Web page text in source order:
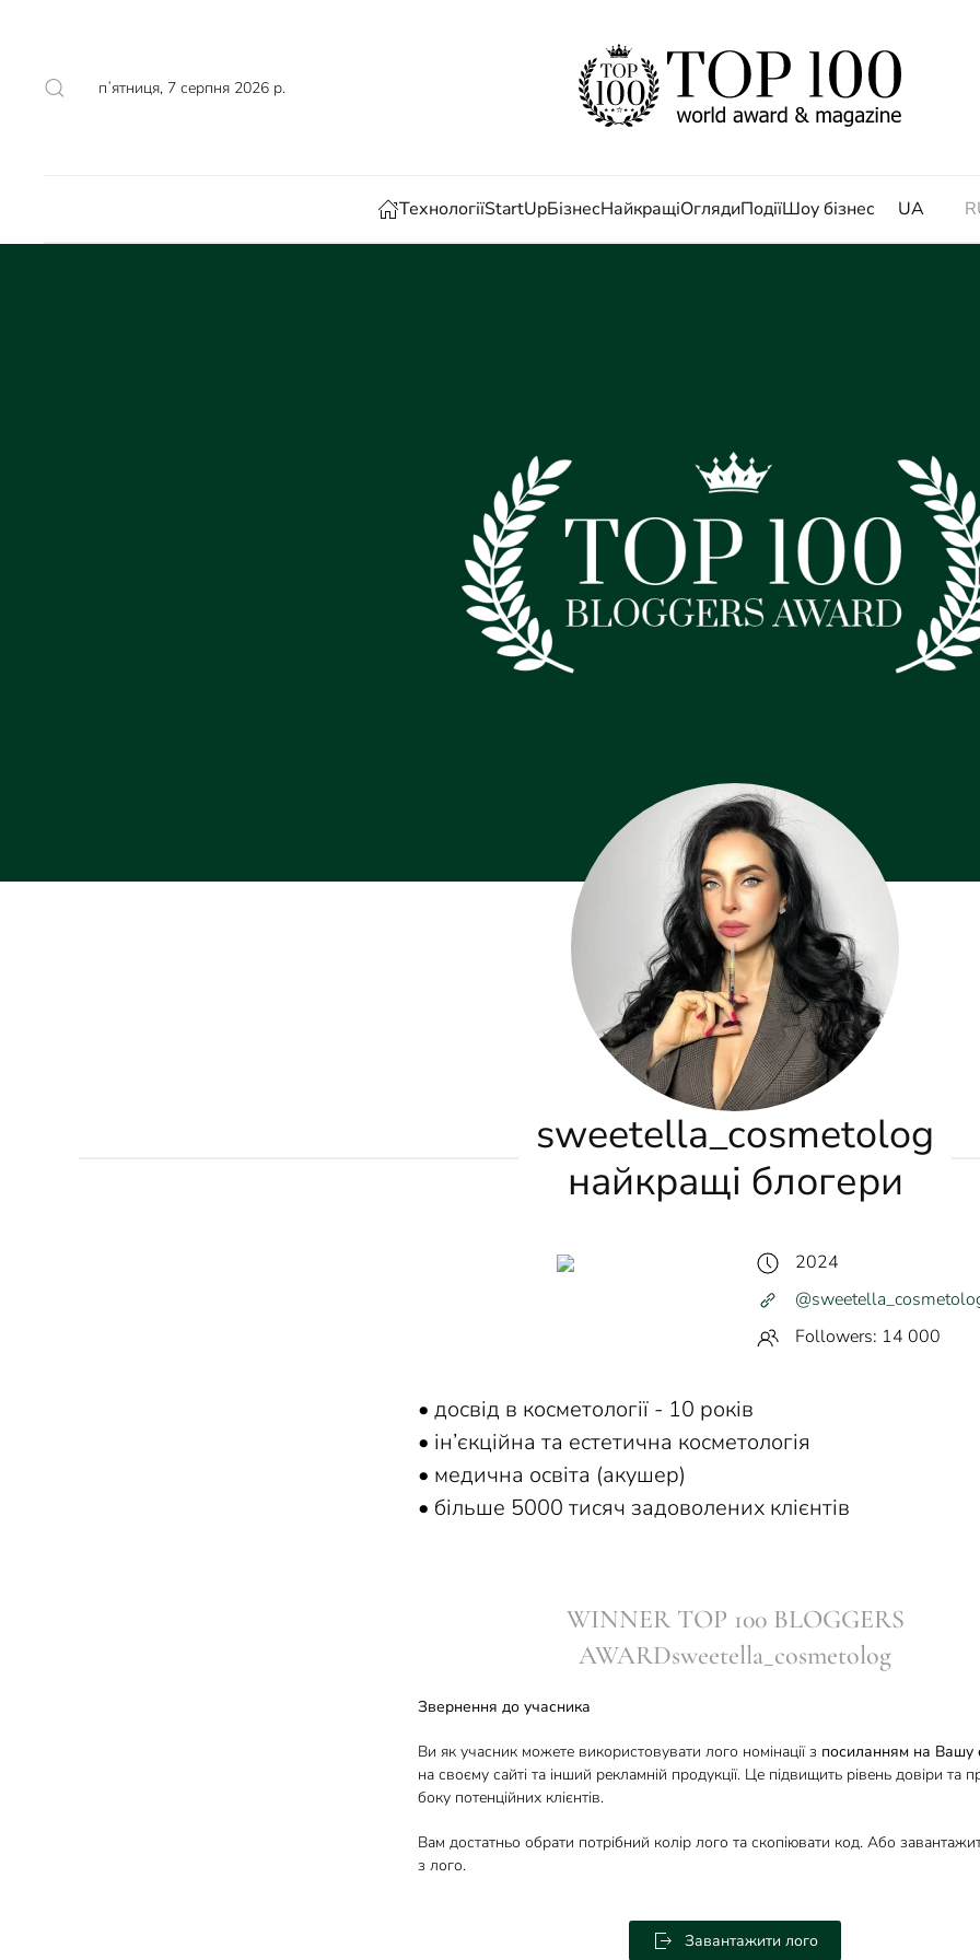
пʼятниця, 7 серпня 2026 р.
ТехнологіїStartUpБізнесНайкращіОглядиПодіїШоу бізнес UA
sweetella_cosmetolog
найкращі блогери
2024
Followers: 14 000
• досвід в косметології - 10 років
• ін’єкційна та естетична косметологія
• медична освіта (акушер)
• більше 5000 тисяч задоволених клієнтів
WINNER TOP 100 BLOGGERS
AWARDsweetella_cosmetolog
Звернення до учасника
Ви як учасник можете використовувати лого номінації з посиланням на Вашу
на своєму сайті та інший рекламній продукції. Це підвищить рівень довіри та
боку потенційних клієнтів.
Вам достатньо обрати потрібний колір лого та скопіювати код. Або
з лого.
Завантажити лого